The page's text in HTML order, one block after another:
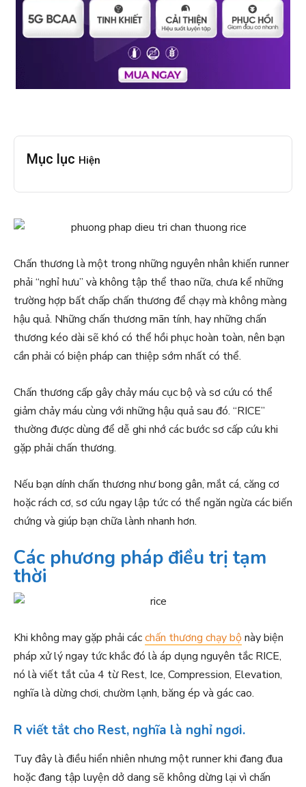
Mục lục Hiện
Chấn thương là một trong những nguyên nhân khiến runner
phải “nghỉ hưu” và không tập thể thao nữa, chưa kể những
trường hợp bất chấp chấn thương để chạy mà không màng
hậu quả. Những chấn thương mãn tính, hay những chấn
thương kéo dài sẽ khó có thể hồi phục hoàn toàn, nên bạn
cần phải có biện pháp can thiệp sớm nhất có thể.
Chấn thương cấp gây chảy máu cục bộ và sơ cứu có thể
giảm chảy máu cùng với những hậu quả sau đó. “RICE”
thường được dùng để dễ ghi nhớ các bước sơ cấp cứu khi
gặp phải chấn thương.
Nếu bạn dính chấn thương như bong gân, mắt cá, căng cơ
hoặc rách cơ, sơ cứu ngay lập tức có thể ngăn ngừa các biến
chứng và giúp bạn chữa lành nhanh hơn.
Các phương pháp điều trị tạm
thời
Khi không may gặp phải cácchấn thương chạy bộnày biện
pháp xử lý ngay tức khắc đó là áp dụng nguyên tắc RICE,
nó là viết tắt của 4 từ Rest, Ice, Compression, Elevation,
nghĩa là dừng chơi, chườm lạnh, băng ép và gác cao.
R viết tắt cho Rest, nghĩa là nghỉ ngơi.
Tuy đây là điều hiển nhiên nhưng một runner khi đang đua
hoặc đang tập luyện dở dang sẽ không dừng lại vì chấn